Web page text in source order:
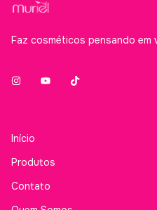
Faz cosméticos pensando em
Início
Produtos
Contato